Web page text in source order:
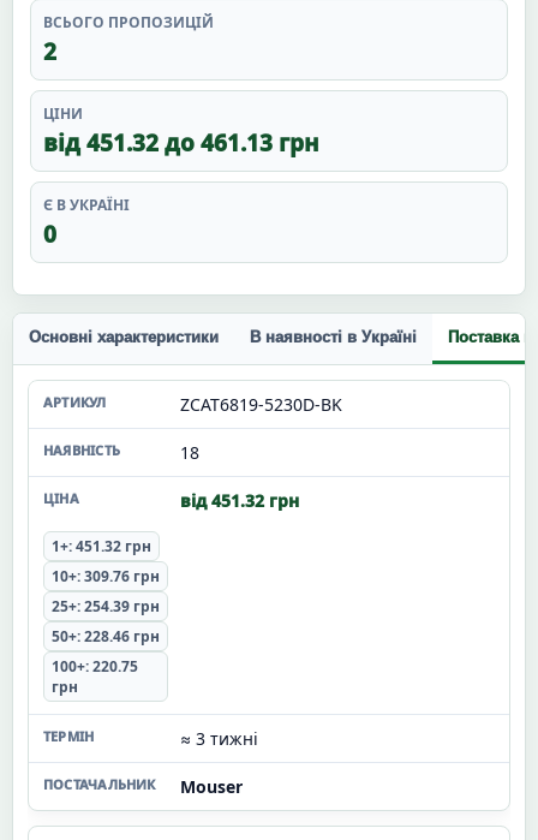
ВСЬОГО ПРОПОЗИЦІЙ
2
ЦІНИ
від 451.32 до 461.13 грн
Є В УКРАЇНІ
0
Основні характеристики В наявності в Україні Поставка
ZCAT6819-5230D-BK
18
від 451.32 грн
1+: 451.32 грн
10+: 309.76 грн
25+: 254.39 грн
50+: 228.46 грн
100+: 220.75
грн
≈ 3 тижні
Mouser